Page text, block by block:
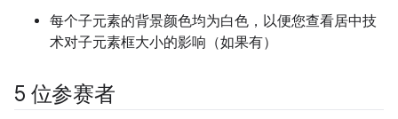
每个子元素的背景颜色均为白色，以便您查看居中技
术对子元素框大小的影响（如果有）
5 位参赛者